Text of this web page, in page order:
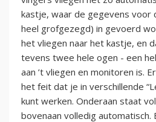
kastje, waar de gegevens voor
heel grofgezegd) in gevoerd
het vliegen naar het kastje, en
tevens twee hele ogen - een
aan ’t vliegen en monitoren is.
het feit dat je in verschillende
kunt werken. Onderaan staat
bovenaan volledig automatisch.